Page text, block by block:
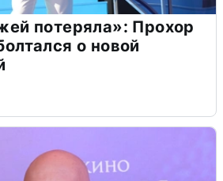
потеряла»: Прохор
о новой